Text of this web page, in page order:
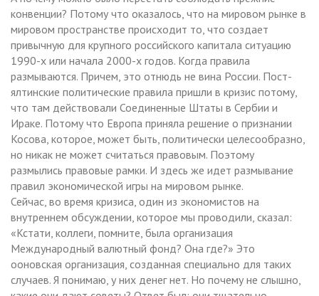
конвенции? Потому что оказалось, что на мировом рынке в
мировом пространстве происходит то, что создает
привычную для крупного российского капитала ситуацию
1990-х или начала 2000-х годов. Когда правила
размываются. Причем, это отнюдь не вина России. Пост-
ялтинские политические правила пришли в кризис потому,
что там действовали Соединенные Штаты в Сербии и
Ираке. Потому что Европа приняла решение о признании
Косова, которое, может быть, политически целесообразно,
но никак не может считаться правовым. Поэтому
размылись правовые рамки. И здесь же идет размывание
правил экономической игры на мировом рынке.
Сейчас, во время кризиса, один из экономистов на
внутреннем обсуждении, которое мы проводили, сказал:
«Кстати, коллеги, помните, была организация
Международный валютный фонд? Она где?» Это
ооновская организация, созданная специально для таких
случаев. Я понимаю, у них денег нет. Но почему не слышно,